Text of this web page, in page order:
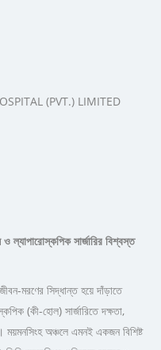
HOSPITAL (PVT.) LIMITED
ল্যাপারোস্কপিক সার্জারির বিশ্বস্ত
মরণের সিদ্ধান্ত হয়ে দাঁড়াতে
(কী-হোল) সার্জারিতে দক্ষতা,
অঞ্চলে এমনই একজন বিশিষ্ট